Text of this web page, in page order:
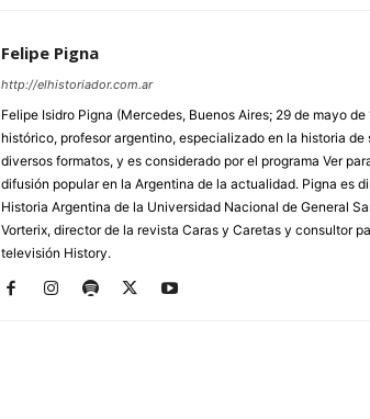
Felipe Pigna
http://elhistoriador.com.ar
Felipe Isidro Pigna (Mercedes, Buenos Aires; 29 de mayo
histórico, profesor argentino, especializado en la historia de
diversos formatos, y es considerado por el programa Ver
difusión popular en la Argentina de la actualidad. Pigna es
Historia Argentina de la Universidad Nacional de General
Vorterix, director de la revista Caras y Caretas y consultor
televisión History.